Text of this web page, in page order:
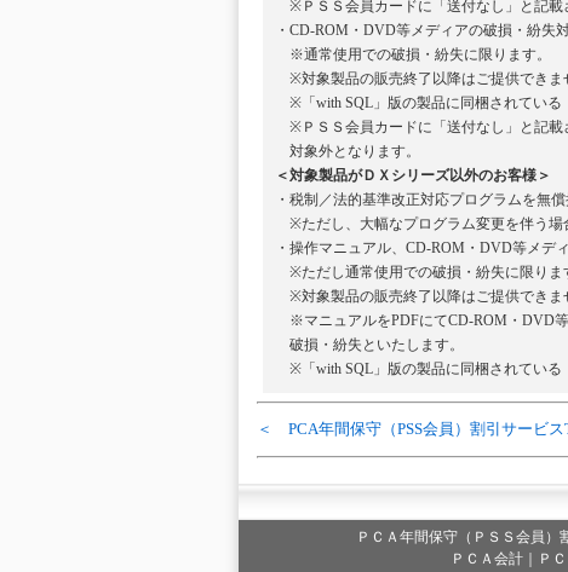
※ＰＳＳ会員カードに「送付なし」と記載
・CD-ROM・DVD等メディアの破損・紛失
※通常使用での破損・紛失に限ります。
※対象製品の販売終了以降はご提供できま
※「with SQL」版の製品に同梱されている
※ＰＳＳ会員カードに「送付なし」と記載
対象外となります。
＜対象製品がＤＸシリーズ以外のお客様＞
・税制／法的基準改正対応プログラムを無
※ただし、大幅なプログラム変更を伴う場
・操作マニュアル、CD-ROM・DVD等メデ
※ただし通常使用での破損・紛失に限りま
※対象製品の販売終了以降はご提供できま
※マニュアルをPDFにてCD-ROM・DVD
破損・紛失といたします。
※「with SQL」版の製品に同梱されている
＜ PCA年間保守（PSS会員）割引サービ
ＰＣＡ年間保守（ＰＳＳ会員）
ＰＣＡ会計｜Ｐ